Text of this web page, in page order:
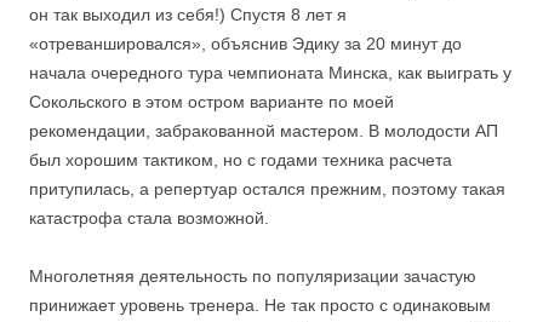
он так выходил из себя!) Спустя 8 лет я
«отреваншировался», объяснив Эдику за 20 минут до
начала очередного тура чемпионата Минска, как выиграть у
Сокольского в этом остром варианте по моей
рекомендации, забракованной мастером. В молодости АП
был хорошим тактиком, но с годами техника расчета
притупилась, а репертуар остался прежним, поэтому такая
катастрофа стала возможной.
Многолетняя деятельность по популяризации зачастую
принижает уровень тренера. Не так просто с одинаковым